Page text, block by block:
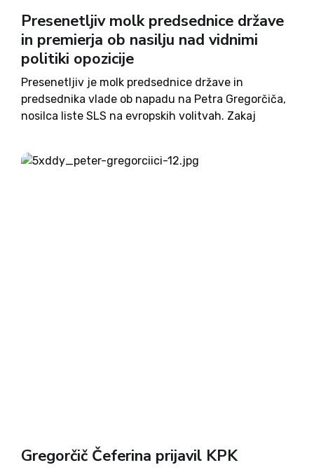
Presenetljiv molk predsednice države
in premierja ob nasilju nad vidnimi
politiki opozicije
Presenetljiv je molk predsednice države in
predsednika vlade ob napadu na Petra Gregorčiča,
nosilca liste SLS na evropskih volitvah. Zakaj
in premier Golob? Na novomeški policijski upravi so
povedali, da so bili 17. maja...
Gregorčič Čeferina prijavil KPK